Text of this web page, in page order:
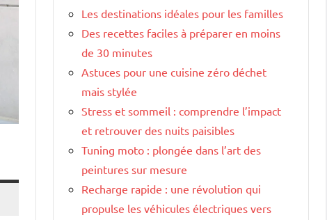
Les destinations idéales pour les familles
Des recettes faciles à préparer en moins
de 30 minutes
Astuces pour une cuisine zéro déchet
mais stylée
Stress et sommeil : comprendre l’impact
et retrouver des nuits paisibles
Tuning moto : plongée dans l’art des
peintures sur mesure
Recharge rapide : une révolution qui
propulse les véhicules électriques vers